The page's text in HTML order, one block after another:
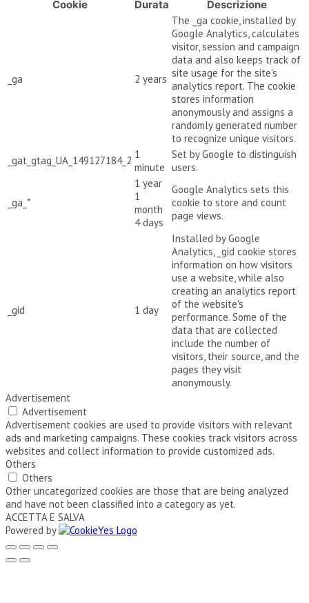
Cookie Durata Descrizione
_ga 2 years
The _ga cookie, installed by
Google Analytics, calculates
visitor, session and campaign
data and also keeps track of
site usage for the site's
analytics report. The cookie
stores information
anonymously and assigns a
randomly generated number
to recognize unique visitors.
_gat_gtag_UA_149127184_2 1
minute
Set by Google to distinguish
users.
_ga_*
1 year
1
month
4 days
Google Analytics sets this
cookie to store and count
page views.
_gid 1 day
Installed by Google
Analytics, _gid cookie stores
information on how visitors
use a website, while also
creating an analytics report
of the website's
performance. Some of the
data that are collected
include the number of
visitors, their source, and the
pages they visit
anonymously.
Advertisement
Advertisement
Advertisement cookies are used to provide visitors with relevant
ads and marketing campaigns. These cookies track visitors across
websites and collect information to provide customized ads.
Others
Others
Other uncategorized cookies are those that are being analyzed
and have not been classified into a category as yet.
ACCETTA E SALVA
Powered by